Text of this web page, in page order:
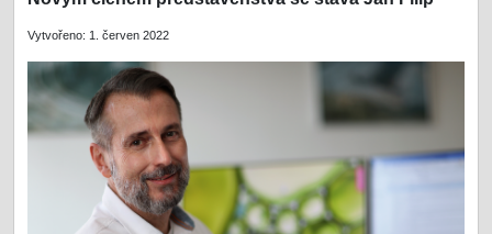
Vytvořeno: 1. červen 2022